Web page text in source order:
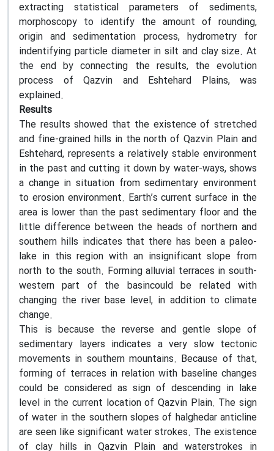
extracting statistical parameters of sediments,
morphoscopy to identify the amount of rounding,
origin and sedimentation process, hydrometry for
indentifying particle diameter in silt and clay size. At
the end by connecting the results, the evolution
process of Qazvin and Eshtehard Plains, was
explained.
Results
The results showed that the existence of stretched
and fine-grained hills in the north of Qazvin Plain and
Eshtehard, represents a relatively stable environment
in the past and cutting it down by water-ways, shows
a change in situation from sedimentary environment
to erosion environment. Earth’s current surface in the
area is lower than the past sedimentary floor and the
little difference between the heads of northern and
southern hills indicates that there has been a paleo-
lake in this region with an insignificant slope from
north to the south. Forming alluvial terraces in south-
western part of the basincould be related with
changing the river base level, in addition to climate
change.
This is because the reverse and gentle slope of
sedimentary layers indicates a very slow tectonic
movements in southern mountains. Because of that,
forming of terraces in relation with baseline changes
could be considered as sign of descending in lake
level in the current location of Qazvin Plain. The sign
of water in the southern slopes of halghedar anticline
are seen like significant water strokes. The existence
of clay hills in Qazvin Plain and waterstrokes in